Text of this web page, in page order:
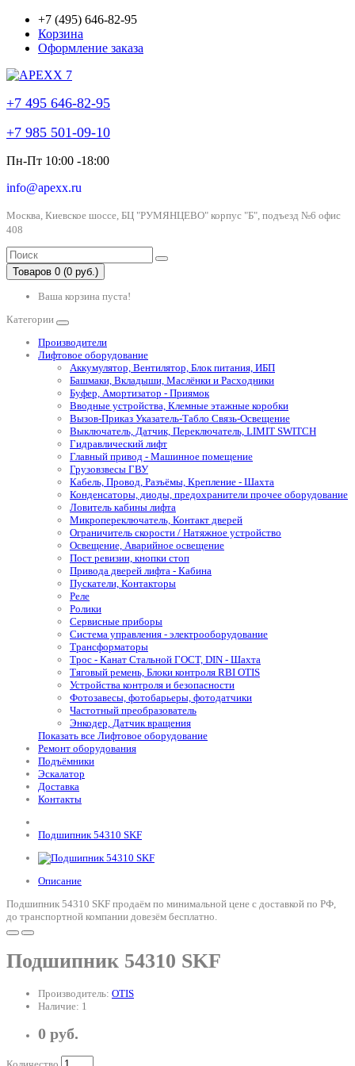
+7 (495) 646-82-95
Корзина
Оформление заказа
+7 495 646-82-95
+7 985 501-09-10
Пн-Пт 10:00 -18:00
info@apexx.ru
Москва, Киевское шоссе, БЦ "РУМЯНЦЕВО" корпус "Б", подъезд №6 офис
408
Товаров 0 (0 руб.)
Ваша корзина пуста!
Категории
Производители
Лифтовое оборудование
Аккумулятор, Вентилятор, Блок питания, ИБП
Башмаки, Вкладыши, Маслёнки и Расходники
Буфер, Амортизатор - Приямок
Вводные устройства, Клемные этажные коробки
Вызов-Приказ Указатель-Табло Связь-Освещение
Выключатель, Датчик, Переключатель, LIMIT SWITCH
Гидравлический лифт
Главный привод - Машинное помещение
Грузовзвесы ГВУ
Кабель, Провод, Разъёмы, Крепление - Шахта
Конденсаторы, диоды, предохранители прочее оборудование
Ловитель кабины лифта
Микропереключатель, Контакт дверей
Ограничитель скорости / Натяжное устройство
Освещение, Аварийное освещение
Пост ревизии, кнопки стоп
Привода дверей лифта - Кабина
Пускатели, Контакторы
Реле
Ролики
Сервисные приборы
Система управления - электрооборудование
Трансформаторы
Трос - Канат Стальной ГОСТ, DIN - Шахта
Тяговый ремень, Блоки контроля RBI OTIS
Устройства контроля и безопасности
Фотозавесы, фотобарьеры, фотодатчики
Частотный преобразователь
Энкодер, Датчик вращения
Показать все Лифтовое оборудование
Ремонт оборудования
Подъёмники
Эскалатор
Доставка
Контакты
Подшипник 54310 SKF
Описание
Подшипник 54310 SKF продаём по минимальной цене с доставкой по РФ,
до транспортной компании довезём бесплатно.
Подшипник 54310 SKF
Производитель: OTIS
Наличие: 1
0 руб.